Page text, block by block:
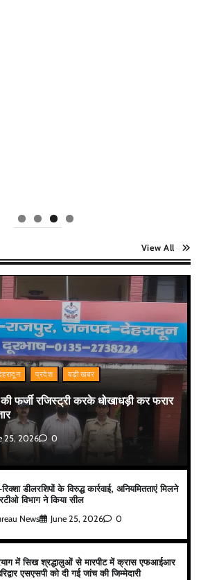
View All
प्रदेश बड़ी खबर
फर्जी रजिस्ट्री करके धोखाधड़ी कर फरार
25, 2026 0
डीलरशिपों के विरुद्ध कार्रवाई, अनियमितताएं मिलने
विभाग ने किया सील
News June 25, 2026 0
में सिख श्रद्धालुओं से मारपीट में क्रास एफआईआर
एसएसपी को दी गई जांच की जिम्मेदारी